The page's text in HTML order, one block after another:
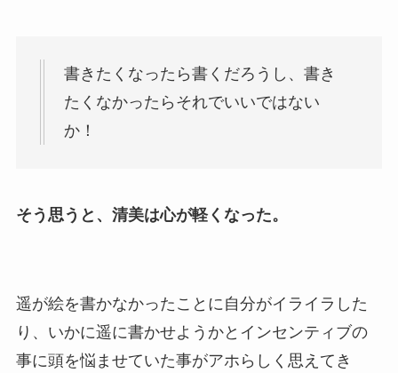
書きたくなったら書くだろうし、書き
たくなかったらそれでいいではない
か！
そう思うと、清美は心が軽くなった。
遥が絵を書かなかったことに自分がイライラした
り、いかに遥に書かせようかとインセンティブの
事に頭を悩ませていた事がアホらしく思えてき